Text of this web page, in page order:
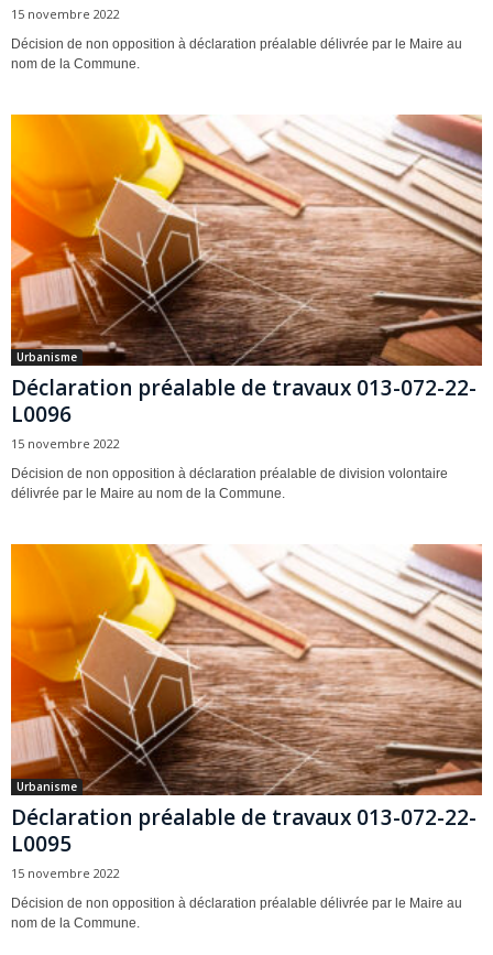
15 novembre 2022
Décision de non opposition à déclaration préalable délivrée par le Maire au
nom de la Commune.
Urbanisme
Déclaration préalable de travaux 013-072-22-
L0096
15 novembre 2022
Décision de non opposition à déclaration préalable de division volontaire
délivrée par le Maire au nom de la Commune.
Urbanisme
Déclaration préalable de travaux 013-072-22-
L0095
15 novembre 2022
Décision de non opposition à déclaration préalable délivrée par le Maire au
nom de la Commune.